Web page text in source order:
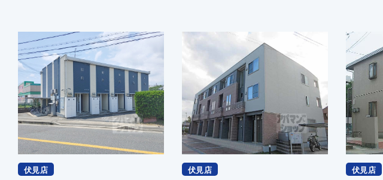
伏見店 伏見店 伏見店